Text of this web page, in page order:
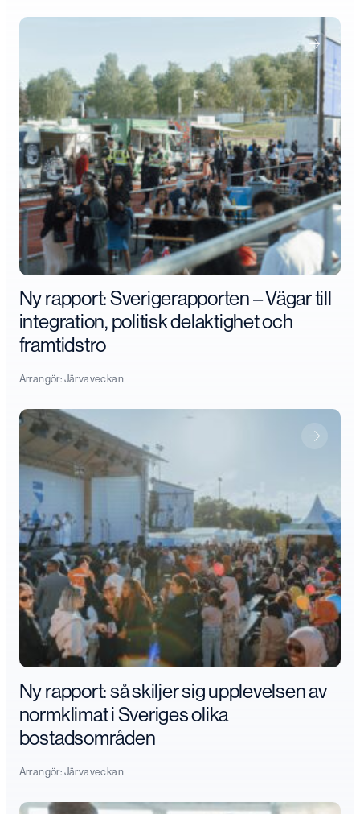
Ny rapport: Sverigerapporten – Vägar till
integration, politisk delaktighet och
framtidstro
Arrangör:Järvaveckan
Ny rapport: så skiljer sig upplevelsen av
normklimat i Sveriges olika
bostadsområden
Arrangör:Järvaveckan